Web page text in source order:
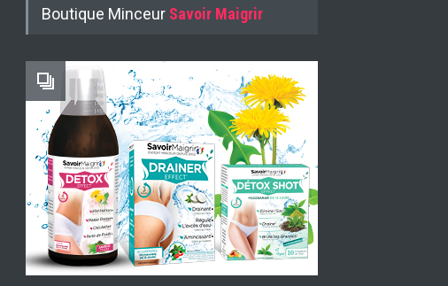
Boutique Minceur Savoir Maigrir